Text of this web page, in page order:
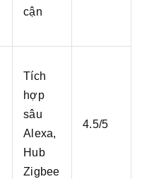
cận
Tích
hợp
sâu
Alexa,
Hub
Zigbee
4.5/5